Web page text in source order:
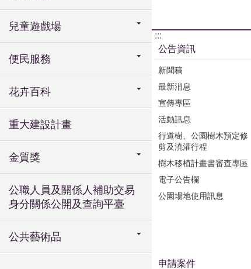
兒童遊戲場
便民服務
花卉百科
重大建設計畫
金質獎
公職人員及關係人補助交易
身分關係公開及查詢平臺
公共藝術品
:::
公告資訊
新聞稿
最新消息
宣傳專區
活動訊息
行道樹、公園樹木預定修
剪及澆灌行程
樹木移植計畫書審查專區
電子公告欄
公園場地使用訊息
申請案件